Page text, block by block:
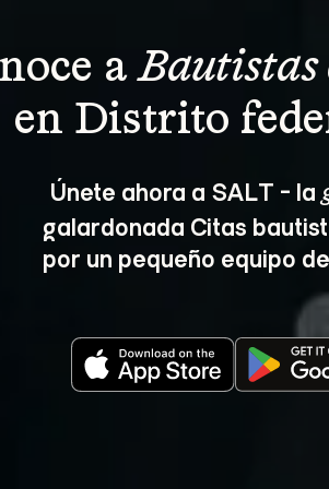
a
en Distrito
Únete ahora a SALT - la
galardonada Citas
por un pequeño equipo